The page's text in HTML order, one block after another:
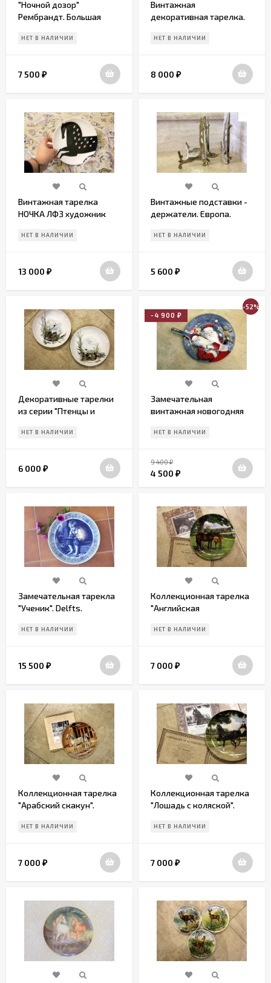
"Ночной дозор"
Рембрандт. Большая
НЕТ В НАЛИЧИИ
7 500 ₽
Винтажная
декоративная тарелка.
НЕТ В НАЛИЧИИ
8 000 ₽
Винтажная тарелка
НОЧКА ЛФЗ художник
НЕТ В НАЛИЧИИ
13 000 ₽
Винтажные подставки -
держатели. Европа.
НЕТ В НАЛИЧИИ
5 600 ₽
Декоративные тарелки
из серии "Птенцы и
Начало 20 века
НЕТ В НАЛИЧИИ
6 000 ₽
-52%
-4 900
₽
Замечательная
винтажная новогодняя
лопаткой.Европа.
НЕТ В НАЛИЧИИ
9 400₽
4 500 ₽
Замечательная тарекла
"Ученик". Delfts.
состояние
НЕТ В НАЛИЧИИ
15 500 ₽
Коллекционная тарелка
"Английская
Начало 20 века
НЕТ В НАЛИЧИИ
7 000 ₽
Коллекционная тарелка
"Арабский скакун".
НЕТ В НАЛИЧИИ
7 000 ₽
Коллекционная тарелка
"Лошадь с коляской".
НЕТ В НАЛИЧИИ
7 000 ₽